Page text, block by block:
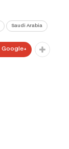
Saudi Arabia
Google+